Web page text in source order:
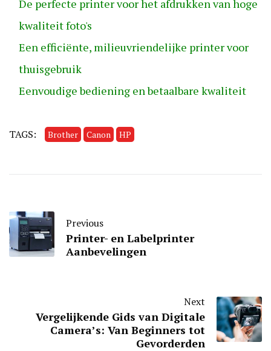
De perfecte printer voor het afdrukken van hoge
kwaliteit foto's
Een efficiënte, milieuvriendelijke printer voor
thuisgebruik
Eenvoudige bediening en betaalbare kwaliteit
TAGS: Brother Canon HP
Previous
Printer- en Labelprinter
Aanbevelingen
Next
Vergelijkende Gids van Digitale
Camera’s: Van Beginners tot
Gevorderden